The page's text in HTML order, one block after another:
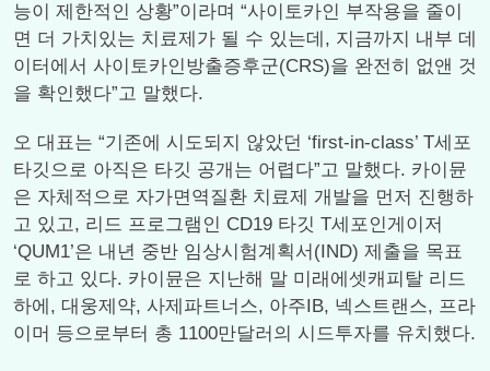
능이 제한적인 상황”이라며 “사이토카인 부작용을 줄이
면 더 가치있는 치료제가 될 수 있는데, 지금까지 내부 데
이터에서 사이토카인방출증후군(CRS)을 완전히 없앤 것
을 확인했다”고 말했다.
오 대표는 “기존에 시도되지 않았던 ‘first-in-class’ T세포
타깃으로 아직은 타깃 공개는 어렵다”고 말했다. 카이뮨
은 자체적으로 자가면역질환 치료제 개발을 먼저 진행하
고 있고, 리드 프로그램인 CD19 타깃 T세포인게이저
‘QUM1’은 내년 중반 임상시험계획서(IND) 제출을 목표
로 하고 있다. 카이뮨은 지난해 말 미래에셋캐피탈 리드
하에, 대웅제약, 사제파트너스, 아주IB, 넥스트랜스, 프라
이머 등으로부터 총 1100만달러의 시드투자를 유치했다.